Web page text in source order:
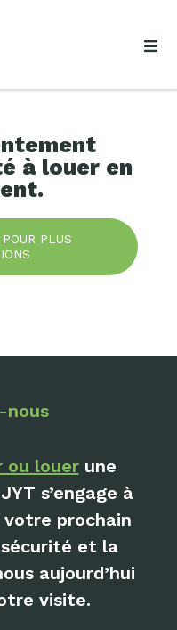
à louer en
PLUS
nous
ou louerune
s’engage à
prochain
et la
aujourd’hui
visite.